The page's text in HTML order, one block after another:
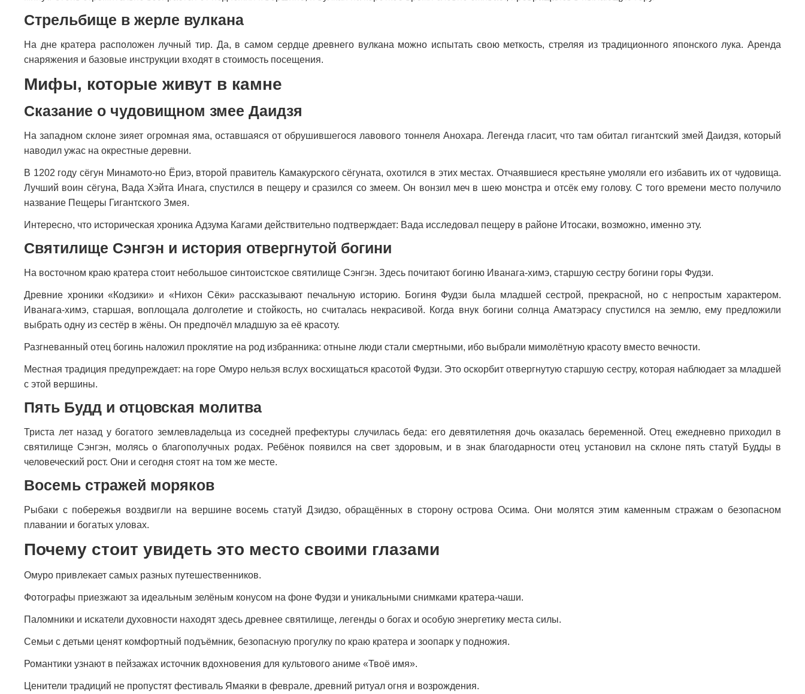
Стрельбище в жерле вулкана
На дне кратера расположен лучный тир. Да, в самом сердце древнего вулкана можно испытать свою меткость, стреляя из традиционного японского лука. Аренда
снаряжения и базовые инструкции входят в стоимость посещения.
Мифы, которые живут в камне
Сказание о чудовищном змее Даидзя
На западном склоне зияет огромная яма, оставшаяся от обрушившегося лавового тоннеля Анохара. Легенда гласит, что там обитал гигантский змей Даидзя, который
наводил ужас на окрестные деревни.
В 1202 году сёгун Минамото-но Ёриэ, второй правитель Камакурского сёгуната, охотился в этих местах. Отчаявшиеся крестьяне умоляли его избавить их от чудовища.
Лучший воин сёгуна, Вада Хэйта Инага, спустился в пещеру и сразился со змеем. Он вонзил меч в шею монстра и отсёк ему голову. С того времени место получило
название Пещеры Гигантского Змея.
Интересно, что историческая хроника Адзума Кагами действительно подтверждает: Вада исследовал пещеру в районе Итосаки, возможно, именно эту.
Святилище Сэнгэн и история отвергнутой богини
На восточном краю кратера стоит небольшое синтоистское святилище Сэнгэн. Здесь почитают богиню Иванага-химэ, старшую сестру богини горы Фудзи.
Древние хроники «Кодзики» и «Нихон Сёки» рассказывают печальную историю. Богиня Фудзи была младшей сестрой, прекрасной, но с непростым характером.
Иванага-химэ, старшая, воплощала долголетие и стойкость, но считалась некрасивой. Когда внук богини солнца Аматэрасу спустился на землю, ему предложили
выбрать одну из сестёр в жёны. Он предпочёл младшую за её красоту.
Разгневанный отец богинь наложил проклятие на род избранника: отныне люди стали смертными, ибо выбрали мимолётную красоту вместо вечности.
Местная традиция предупреждает: на горе Омуро нельзя вслух восхищаться красотой Фудзи. Это оскорбит отвергнутую старшую сестру, которая наблюдает за младшей
с этой вершины.
Пять Будд и отцовская молитва
Триста лет назад у богатого землевладельца из соседней префектуры случилась беда: его девятилетняя дочь оказалась беременной. Отец ежедневно приходил в
святилище Сэнгэн, молясь о благополучных родах. Ребёнок появился на свет здоровым, и в знак благодарности отец установил на склоне пять статуй Будды в
человеческий рост. Они и сегодня стоят на том же месте.
Восемь стражей моряков
Рыбаки с побережья воздвигли на вершине восемь статуй Дзидзо, обращённых в сторону острова Осима. Они молятся этим каменным стражам о безопасном
плавании и богатых уловах.
Почему стоит увидеть это место своими глазами
Омуро привлекает самых разных путешественников.
Фотографы приезжают за идеальным зелёным конусом на фоне Фудзи и уникальными снимками кратера-чаши.
Паломники и искатели духовности находят здесь древнее святилище, легенды о богах и особую энергетику места силы.
Семьи с детьми ценят комфортный подъёмник, безопасную прогулку по краю кратера и зоопарк у подножия.
Романтики узнают в пейзажах источник вдохновения для культового аниме «Твоё имя».
Ценители традиций не пропустят фестиваль Ямаяки в феврале, древний ритуал огня и возрождения.